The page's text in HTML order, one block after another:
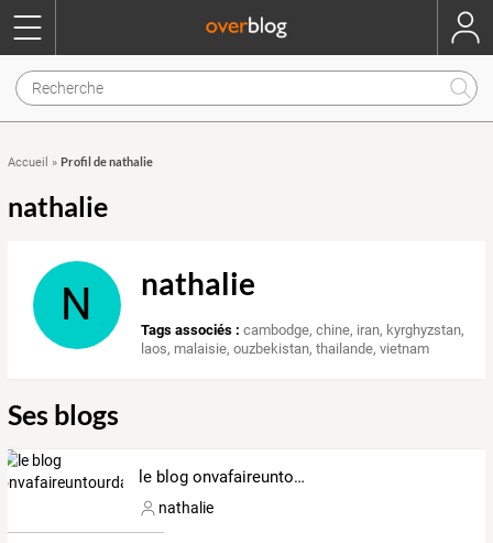
Accueil » Profil de nathalie
nathalie
N nathalie
Tags associés : cambodge,chine, iran, kyrghyzstan,
laos, malaisie,ouzbekistan,thailande,vietnam
Ses blogs
le blog onvafaireuntourdasie
nathalie